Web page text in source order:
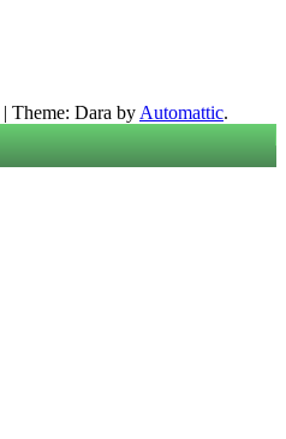
| Theme: Dara by Automattic.